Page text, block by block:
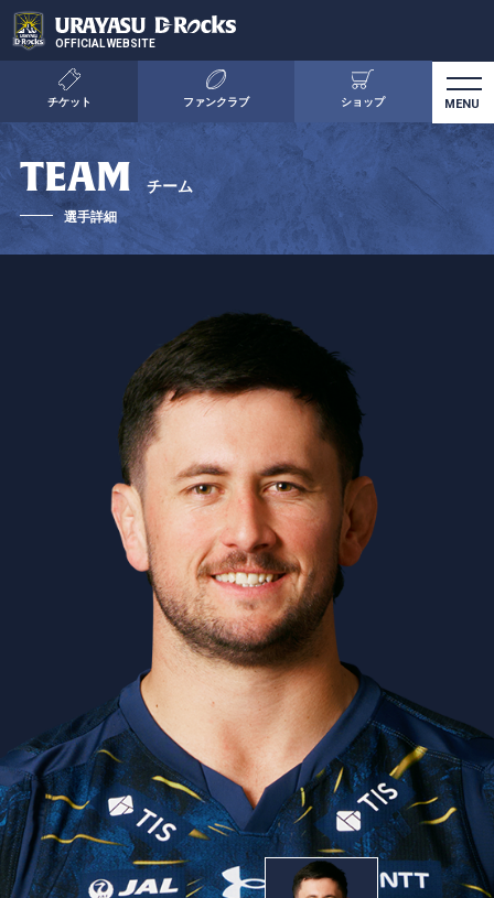
OFFICIAL WEBSITE
チケット ファンクラブ ショップ
TEAM チーム
選手詳細